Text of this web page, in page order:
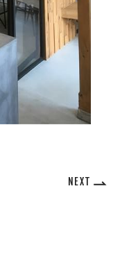
NEXT